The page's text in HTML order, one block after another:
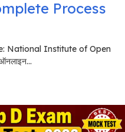
Process
National Institute of Open